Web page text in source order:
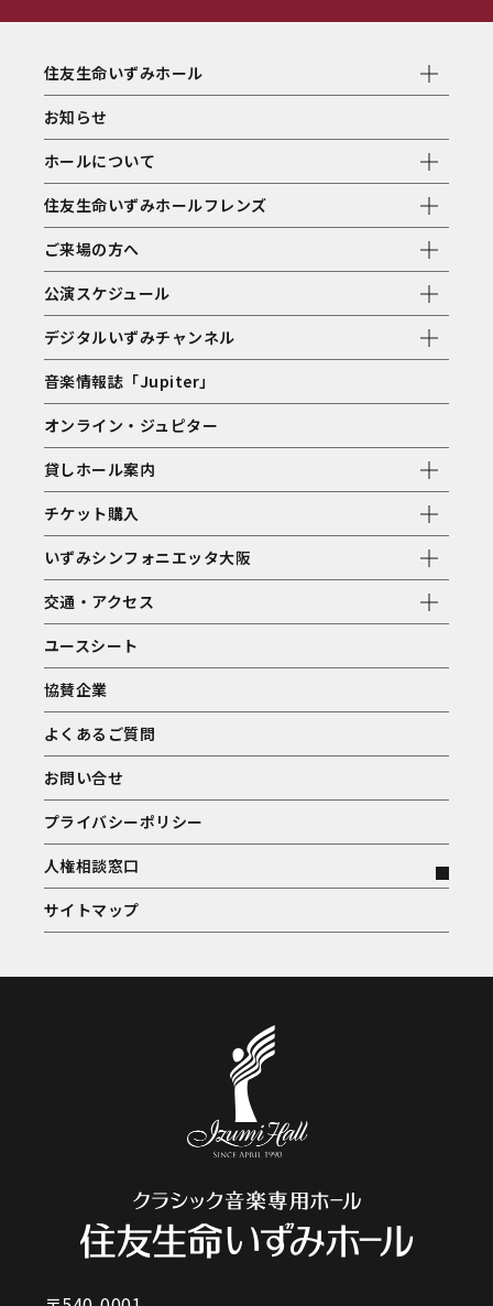
住友生命いずみホール
お知らせ
ホールについて
住友生命いずみホールフレンズ
ご来場の方へ
公演スケジュール
デジタルいずみチャンネル
音楽情報誌「Jupiter」
オンライン・ジュピター
貸しホール案内
チケット購入
いずみシンフォニエッタ大阪
交通・アクセス
ユースシート
協賛企業
よくあるご質問
お問い合せ
プライバシーポリシー
人権相談窓口
サイトマップ